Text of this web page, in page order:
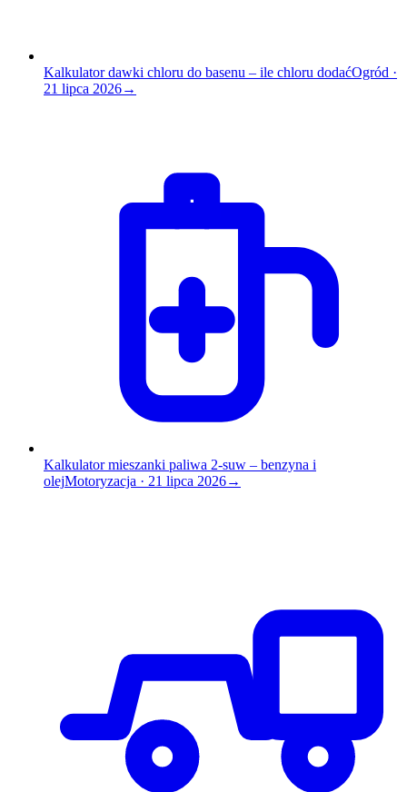
Kalkulator dawki chloru do basenu – ile chloru dodaćOgród ·
21 lipca 2026→
Kalkulator mieszanki paliwa 2-suw – benzyna i
olejMotoryzacja · 21 lipca 2026→